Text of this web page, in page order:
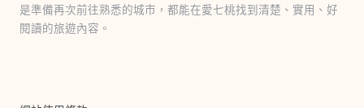
是準備再次前往熟悉的城市，都能在愛七桃找到清楚、實用、好
閱讀的旅遊內容。